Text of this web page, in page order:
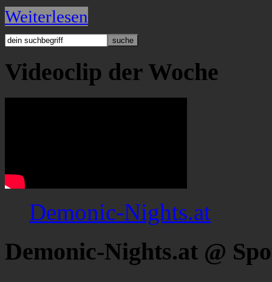
Weiterlesen
Videoclip der Woche
Demonic-Nights.at
Demonic-Nights.at @